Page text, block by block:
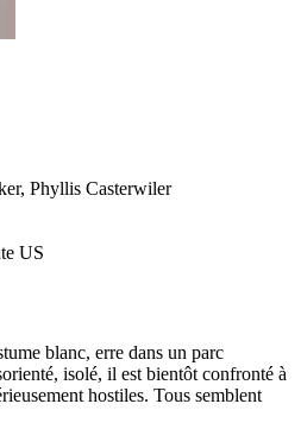
Phyllis Casterwiler
US
blanc, erre dans un parc
isolé, il est bientôt confronté à
hostiles. Tous semblent